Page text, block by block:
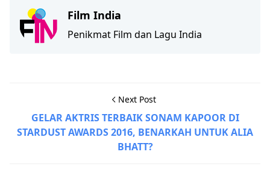
Film India
Penikmat Film dan Lagu India
Next Post
GELAR AKTRIS TERBAIK SONAM KAPOOR DI
STARDUST AWARDS 2016, BENARKAH UNTUK ALIA
BHATT?